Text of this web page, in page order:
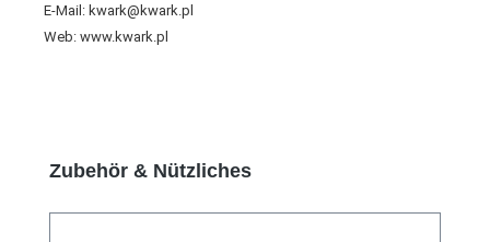
E-Mail: kwark@kwark.pl
Web: www.kwark.pl
Produktgalerie überspringen
Zubehör & Nützliches